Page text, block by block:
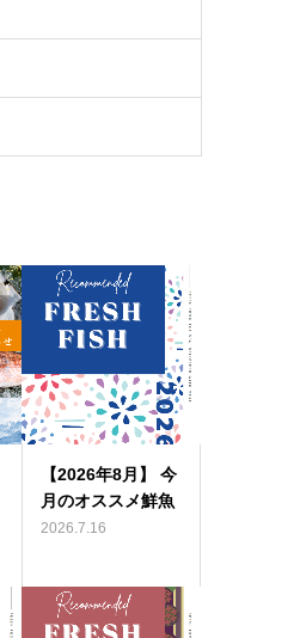
【2026年8月】 今
月のオススメ鮮魚
2026.7.16